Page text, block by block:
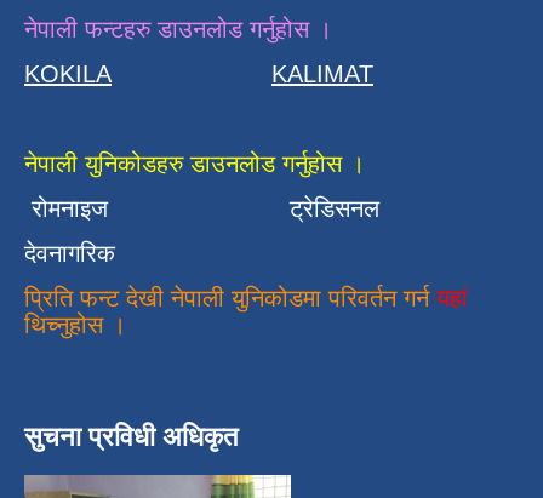
नेपाली फन्टहरु डाउनलोड गर्नुहोस ।
KOKILA
KALIMAT
नेपाली युनिकोडहरु डाउनलोड गर्नुहोस ।
रोमनाइज
ट्रेडिसनल
देवनागरिक
प्रिति फन्ट देखी नेपाली युनिकोडमा परिवर्तन गर्न यहां
थिच्नुहोस ।
सुचना प्रविधी अधिकृत